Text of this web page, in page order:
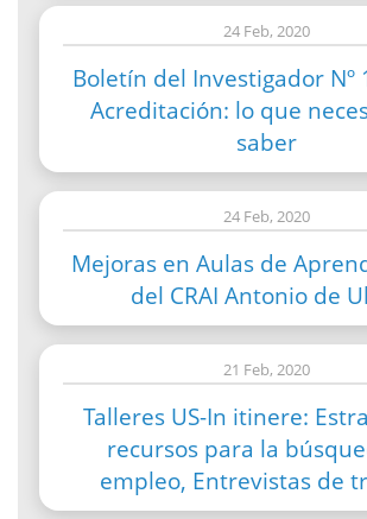
24 Feb, 2020
Boletín del Investigador Nº
Acreditación: lo que
saber
24 Feb, 2020
Mejoras en Aulas de
del CRAI Antonio de
21 Feb, 2020
Talleres US-In itinere:
recursos para la
empleo, Entrevistas de